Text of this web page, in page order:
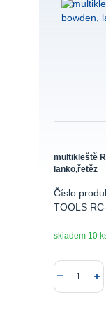
multikleště
lanko,řetěz
Číslo
TOOLS
skladem 10